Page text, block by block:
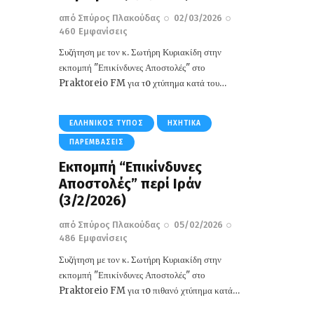
από Σπύρος Πλακούδας
02/03/2026
460 Εμφανίσεις
Συζήτηση με τον κ. Σωτήρη Κυριακίδη στην
εκπομπή "Επικίνδυνες Αποστολές" στο
Praktoreio FM για τo χτύπημα κατά του…
ΕΛΛΗΝΙΚΌΣ ΤΎΠΟΣ ΗΧΗΤΙΚΆ
ΠΑΡΕΜΒΆΣΕΙΣ
Εκπομπή “Επικίνδυνες
Αποστολές” περί Ιράν
(3/2/2026)
από Σπύρος Πλακούδας
05/02/2026
486 Εμφανίσεις
Συζήτηση με τον κ. Σωτήρη Κυριακίδη στην
εκπομπή "Επικίνδυνες Αποστολές" στο
Praktoreio FM για τo πιθανό χτύπημα κατά…